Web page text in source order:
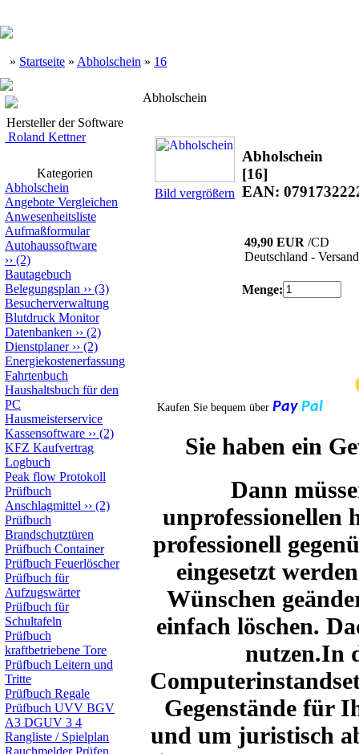
» Startseite » Abholschein » 16
Hersteller der Software
Roland Kettner
Kategorien
Abholschein
Angebote Vergleichen
Anwesenheitsliste
Aufmaßformular
Autohaussoftware
›› (2)
Bautagebuch
Belegungsplan ›› (3)
Besucherverwaltung
Blutdruck Monitor
Datenbanken ›› (2)
Dienstplaner›› (2)
Energiekostenerfassung
Fahrtenbuch
Haushaltsbuch für den
PC
Hausmeisterservice
Kassensoftware ›› (2)
KFZ Kaufvertrag
Logbuch
Peak flow Protokoll
Prüfbuch
Anschlagmittel ›› (2)
Prüfbuch
Brandschutztüren
Prüfbuch Container
Prüfbuch Feuerlöscher
Prüfbuch für
Aufzugswärter
Prüfbuch für
Schultafeln
Prüfbuch
kraftbetriebene Tore
Prüfbuch Leitern und
Tritte
Prüfbuch Regale
Prüfbuch UVV BGV
A3 DGUV 3 4
Rangliste / Spielplan
Rauchmelder Prüfen
Abholschein
Bild vergrößern
Abholschein
[16]
EAN:
49,90 EUR /CD
Deutschland -
Menge:
Kaufen Sie bequem über Pay Pal
Sie haben ein
Dann
unprofessionellen
professionell
eingesetzt
Wünschen
einfach löschen.
nutzen.In
Gegenstände für
und um juristisch